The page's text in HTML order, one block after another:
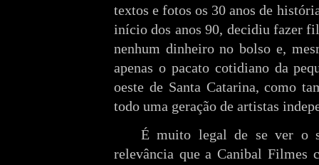
textos e fotos os 30 anos de
início dos anos 90, decidiu fazer
nenhum dinheiro no bolso e,
apenas o pacato cotidiano da
oeste de Santa Catarina, como
todo uma geração de artistas
É muito legal de se ver o
relevância que a Canibal Filmes